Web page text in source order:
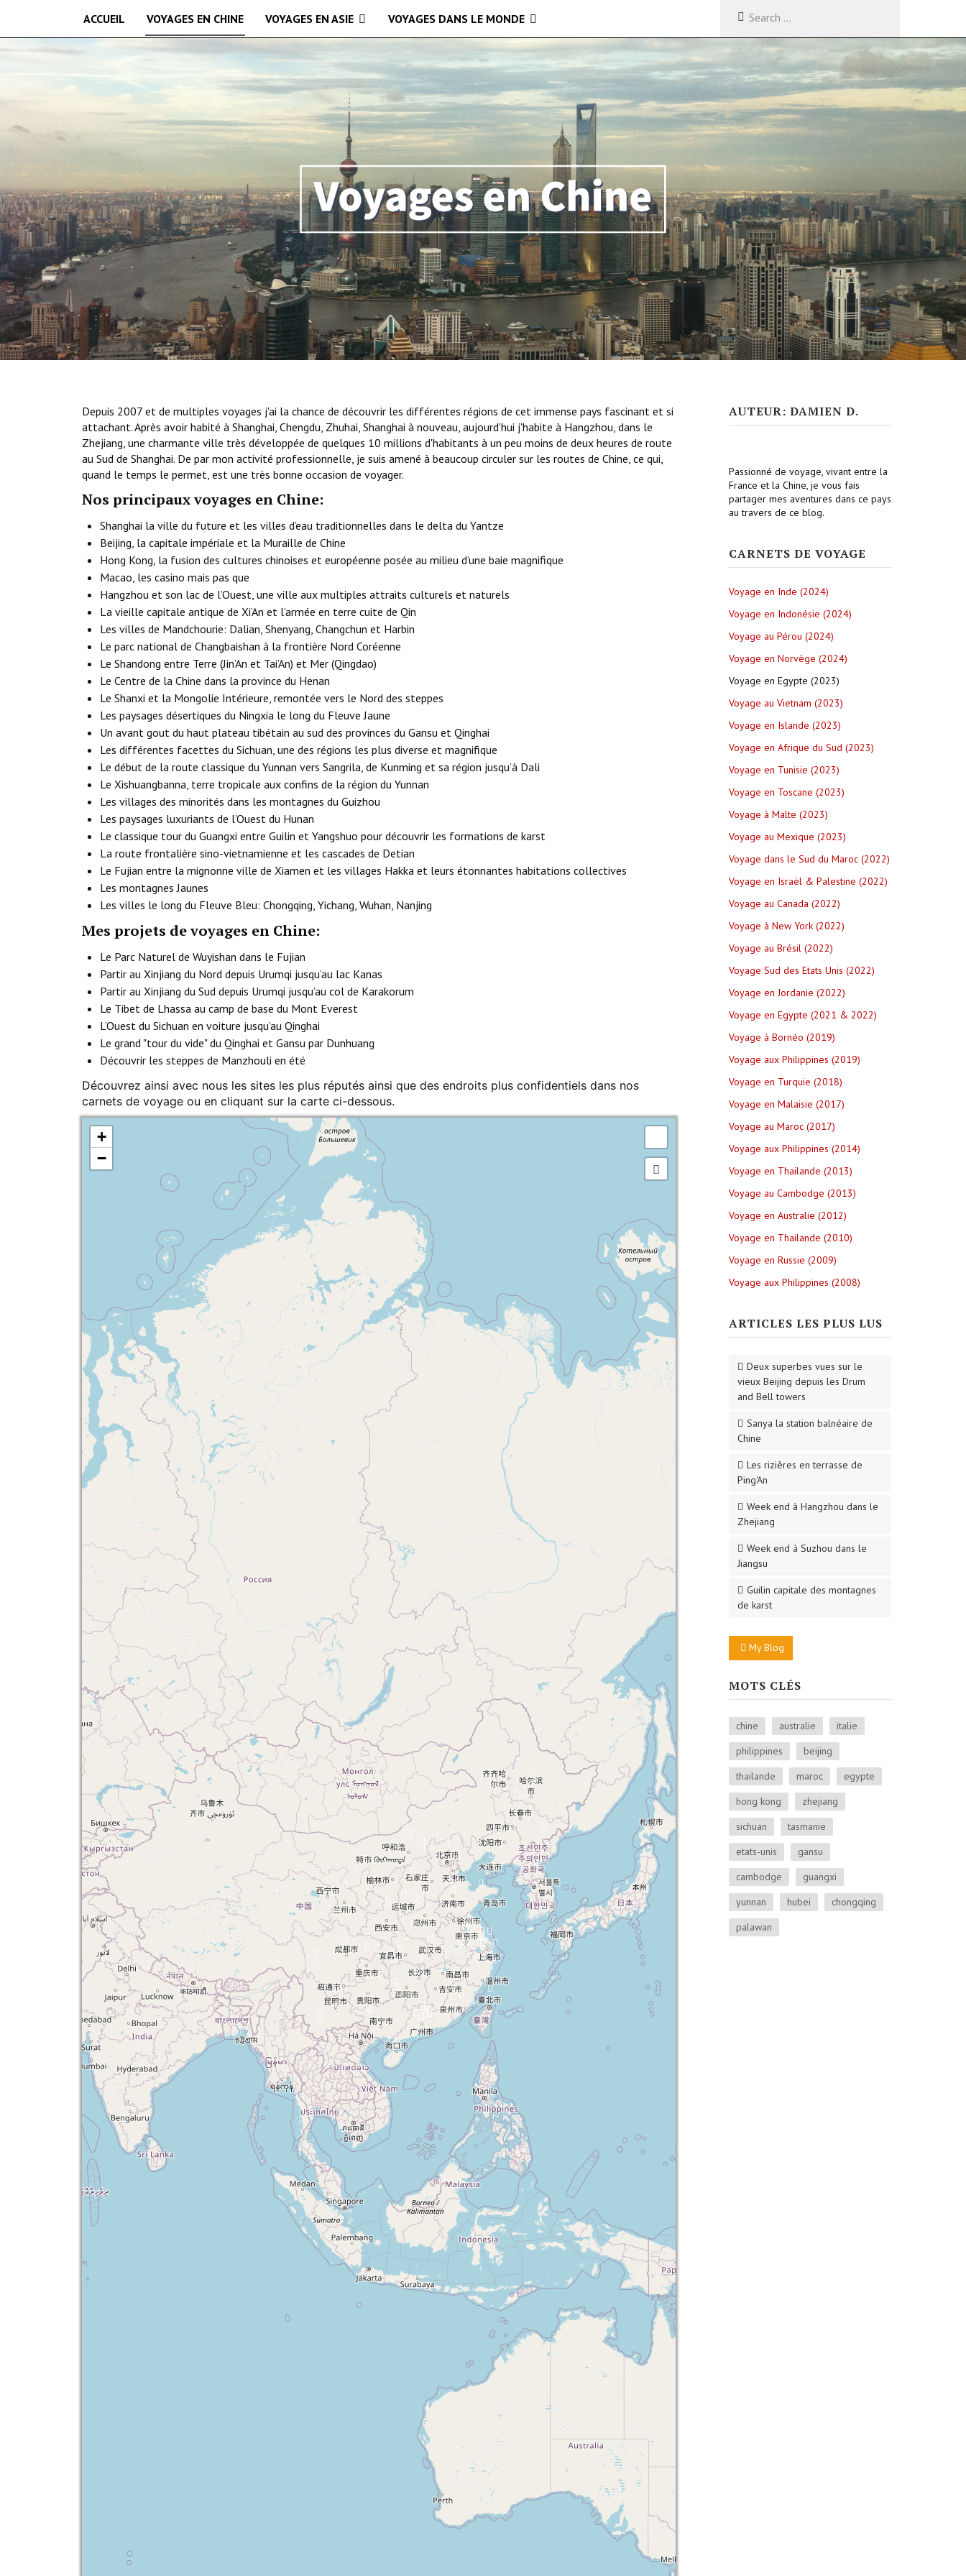
ACCUEIL VOYAGES EN CHINE VOYAGES EN ASIE VOYAGES DANS LE MONDE
Depuis 2007 et de multiples voyages j'ai la chance de découvrir les différentes régions de cet immense pays fascinant et si
attachant. Après avoir habité à Shanghai, Chengdu, Zhuhai, Shanghai à nouveau, aujourd'hui j'habite à Hangzhou, dans le
Zhejiang, une charmante ville très développée de quelques 10 millions d'habitants à un peu moins de deux heures de route
au Sud de Shanghai. De par mon activité professionnelle, je suis amené à beaucoup circuler sur les routes de Chine, ce qui,
quand le temps le permet, est une très bonne occasion de voyager.
Nos principaux voyages en Chine:
Shanghai la ville du future et les villes d’eau traditionnelles dans le delta du Yantze
Beijing, la capitale impériale et la Muraille de Chine
Hong Kong, la fusion des cultures chinoises et européenne posée au milieu d’une baie magnifique
Macao, les casino mais pas que
Hangzhou et son lac de l’Ouest, une ville aux multiples attraits culturels et naturels
La vieille capitale antique de Xi’An et l’armée en terre cuite de Qin
Les villes de Mandchourie: Dalian, Shenyang, Changchun et Harbin
Le parc national de Changbaishan à la frontière Nord Coréenne
Le Shandong entre Terre (Jin’An et Tai’An) et Mer (Qingdao)
Le Centre de la Chine dans la province du Henan
Le Shanxi et la Mongolie Intérieure, remontée vers le Nord des steppes
Les paysages désertiques du Ningxia le long du Fleuve Jaune
Un avant gout du haut plateau tibétain au sud des provinces du Gansu et Qinghai
Les différentes facettes du Sichuan, une des régions les plus diverse et magnifique
Le début de la route classique du Yunnan vers Sangrila, de Kunming et sa région jusqu’à Dali
Le Xishuangbanna, terre tropicale aux confins de la région du Yunnan
Les villages des minorités dans les montagnes du Guizhou
Les paysages luxuriants de l’Ouest du Hunan
Le classique tour du Guangxi entre Guilin et Yangshuo pour découvrir les formations de karst
La route frontalière sino-vietnamienne et les cascades de Detian
Le Fujian entre la mignonne ville de Xiamen et les villages Hakka et leurs étonnantes habitations collectives
Les montagnes Jaunes
Les villes le long du Fleuve Bleu: Chongqing, Yichang, Wuhan, Nanjing
Mes projets de voyages en Chine:
Le Parc Naturel de Wuyishan dans le Fujian
Partir au Xinjiang du Nord depuis Urumqi jusqu’au lac Kanas
Partir au Xinjiang du Sud depuis Urumqi jusqu’au col de Karakorum
Le Tibet de Lhassa au camp de base du Mont Everest
L’Ouest du Sichuan en voiture jusqu’au Qinghai
Le grand "tour du vide" du Qinghai et Gansu par Dunhuang
Découvrir les steppes de Manzhouli en été
Découvrez ainsi avec nous les sites les plus réputés ainsi que des endroits plus confidentiels dans nos
carnets de voyage ou en cliquant sur la carte ci-dessous.
+
−
AUTEUR: DAMIEN D.
Passionné de voyage, vivant entre la
France et la Chine, je vous fais
partager mes aventures dans ce pays
au travers de ce blog.
CARNETS DE VOYAGE
Voyage en Inde (2024)
Voyage en Indonésie (2024)
Voyage au Pérou (2024)
Voyage en Norvège (2024)
Voyage en Egypte (2023)
Voyage au Vietnam (2023)
Voyage en Islande (2023)
Voyage en Afrique du Sud (2023)
Voyage en Tunisie (2023)
Voyage en Toscane (2023)
Voyage à Malte (2023)
Voyage au Mexique (2023)
Voyage dans le Sud du Maroc (2022)
Voyage en Israël & Palestine (2022)
Voyage au Canada (2022)
Voyage à New York (2022)
Voyage au Brésil (2022)
Voyage Sud des Etats Unis (2022)
Voyage en Jordanie (2022)
Voyage en Egypte (2021 & 2022)
Voyage à Bornéo (2019)
Voyage aux Philippines (2019)
Voyage en Turquie (2018)
Voyage en Malaisie (2017)
Voyage au Maroc (2017)
Voyage aux Philippines (2014)
Voyage en Thailande (2013)
Voyage au Cambodge (2013)
Voyage en Australie (2012)
Voyage en Thailande (2010)
Voyage en Russie (2009)
Voyage aux Philippines (2008)
ARTICLES LES PLUS LUS
Deux superbes vues sur le
vieux Beijing depuis les Drum
and Bell towers
Sanya la station balnéaire de
Chine
Les rizières en terrasse de
Ping'An
Week end à Hangzhou dans le
Zhejiang
Week end à Suzhou dans le
Jiangsu
Guilin capitale des montagnes
de karst
My Blog
MOTS CLÉS
chine australie
italie
philippines
beijing
thailande
maroc
egypte
hong kong
zhejiang
sichuan
tasmanie
etats-unis
gansu
cambodge
guangxi
yunnan
hubei
chongqing
palawan